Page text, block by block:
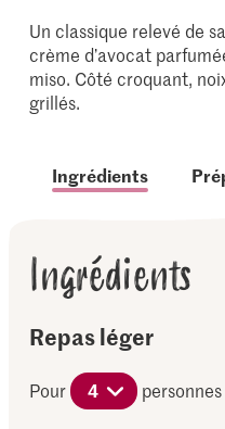
Un classique relevé de
crème d’avocat
miso. Côté croquant,
grillés.
Ingrédients
Ingrédients
Repas léger
Pour 4 personnes